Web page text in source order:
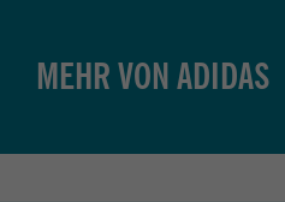
MEHR VON ADIDAS